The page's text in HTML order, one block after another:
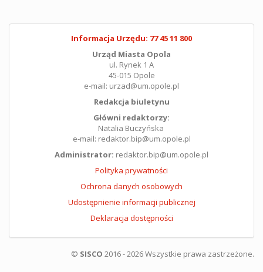
Informacja Urzędu: 77 45 11 800
Urząd Miasta Opola
ul. Rynek 1 A
45-015 Opole
e-mail: urzad@um.opole.pl
Redakcja biuletynu
Główni redaktorzy:
Natalia Buczyńska
e-mail: redaktor.bip@um.opole.pl
Administrator: redaktor.bip@um.opole.pl
Polityka prywatności
Ochrona danych osobowych
Udostępnienie informacji publicznej
Deklaracja dostępności
© SISCO 2016 - 2026 Wszystkie prawa zastrzeżone.